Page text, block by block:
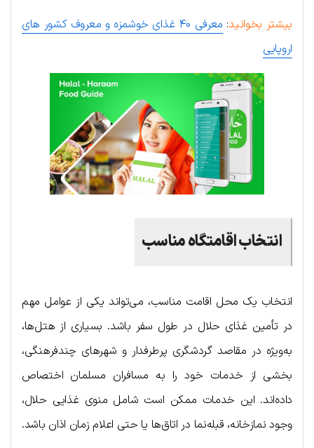
بیشتر بخوانید:
معرفی ۴۰ غذای خوشمزه و معروف کشور های
اروپایی
انتخاب اقامتگاه مناسب
انتخاب یک محل اقامت مناسب، می‌تواند یکی از عوامل مهم
در تأمین غذای حلال در طول سفر باشد. بسیاری از هتل‌ها،
به‌ویژه در مقاصد گردشگری پرطرفدار و شهرهای چندفرهنگی،
بخشی از خدمات خود را به مسافران مسلمان اختصاص
داده‌اند. این خدمات ممکن است شامل منوی غذایی حلال،
وجود نمازخانه، قبله‌نما در اتاق‌ها یا حتی اعلام زمان اذان باشد.